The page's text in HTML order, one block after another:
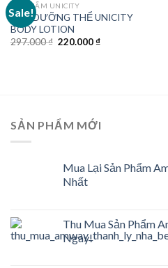
Sale!
MỸ PHẨM UNICITY
SỮA DƯỠNG THỂ UNICITY
BODY LOTION
297.000₫ Original
220.000₫Current
SẢN PHẨM MỚI
Mua Lại Sản Phẩm
Nhất
Thu Mua Sản Phẩm
Ngay!